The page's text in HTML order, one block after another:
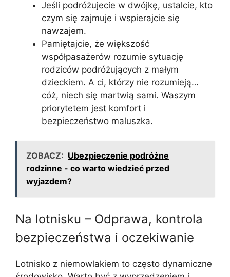
Jeśli podróżujecie w dwójkę, ustalcie, kto
czym się zajmuje i wspierajcie się
nawzajem.
Pamiętajcie, że większość
współpasażerów rozumie sytuację
rodziców podróżujących z małym
dzieckiem. A ci, którzy nie rozumieją…
cóż, niech się martwią sami. Waszym
priorytetem jest komfort i
bezpieczeństwo maluszka.
ZOBACZ: Ubezpieczenie podróżne
rodzinne - co warto wiedzieć przed
wyjazdem?
Na lotnisku – Odprawa, kontrola
bezpieczeństwa i oczekiwanie
Lotnisko z niemowlakiem to często dynamiczne